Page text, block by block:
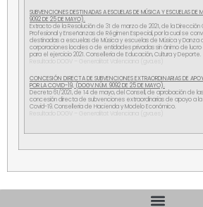
SUBVENCIONES DESTINADAS A ESCUELAS DE MÚSICA Y ESCUELAS
9092 DE 25 DE MAYO).
Extracto de la Resolución de 31 de marzo de 2021, de la
Profesional y Enseñanzas de Régimen Especial, por la cual se
destinadas a escuelas de Música y escuelas de Música y
corporaciones locales o de entidades privadas sin ánimo de
para el ejercicio 2021. Conselleria de Educación, Cultura y Deporte.
Resultado DOGV – Generalitat Valenciana (gva.es)
CONCESIÓN DIRECTA DE SUBVENCIONES EXTRAORDINARIAS DE
POR LA COVID-19, (DOGV.NÚM. 9092 DE 25 DE MAYO).
Decreto 61/2021, de 14 de mayo, del Consell, de aprobación de
concesión directa de subvenciones extraordinarias de apoyo a
Covid-19. Conselleria de Hacienda y Modelo Económico.
Resultado DOGV – Generalitat Valenciana (gva.es)